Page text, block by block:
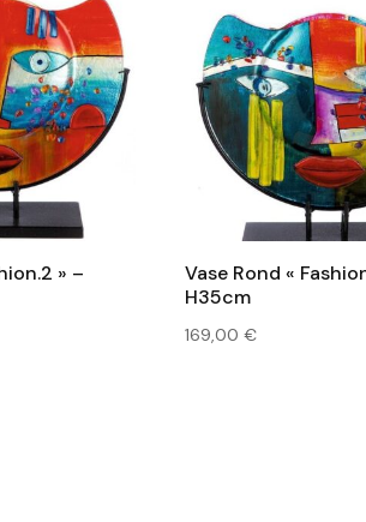
» –
Vase Rond «
H35cm
169,00€